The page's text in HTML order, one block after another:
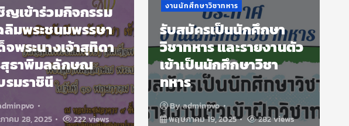
ญเข้าร่วมกิจกรรม
ลิมพระชนมพรรษา
จพระนางเจ้าสุทิดา
ธาพิมลลักษณ
รมราชินี
คม 28, 2025
222 views
งานนักศึกษาวิชาทหาร
รับสมัครเป็นนักศึกษา
วิชาทหาร และรายงานตัว
เข้าเป็นนักศึกษาวิชา
ทหาร
Byadminpvo
พฤษภาคม 19, 2025
282 views